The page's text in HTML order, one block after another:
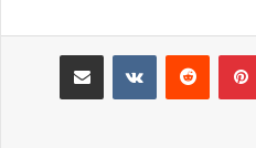
بينتيريست مشاركة عبر البريد